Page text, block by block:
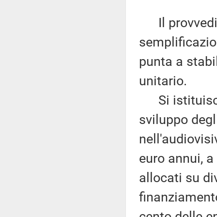
Il
punta a
unitario.
Si
sviluppo
euro annui,
allocati su